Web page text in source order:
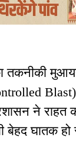
तकनीकी
ने राहत
बेहद घातक